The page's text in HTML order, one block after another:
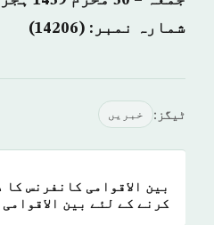
شمارہ نمبر: (14206)
ٹیگز: خبريں
بین الاقوامی کانفرنس
کرنے کے لئے بین